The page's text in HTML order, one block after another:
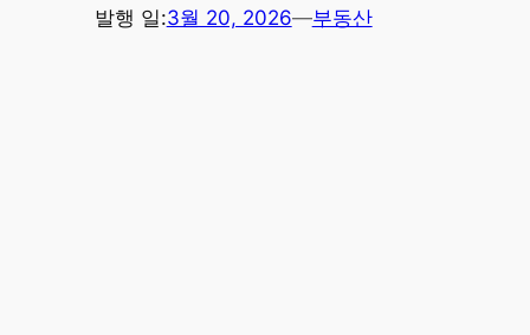
발행 일:3월 20, 2026—부동산